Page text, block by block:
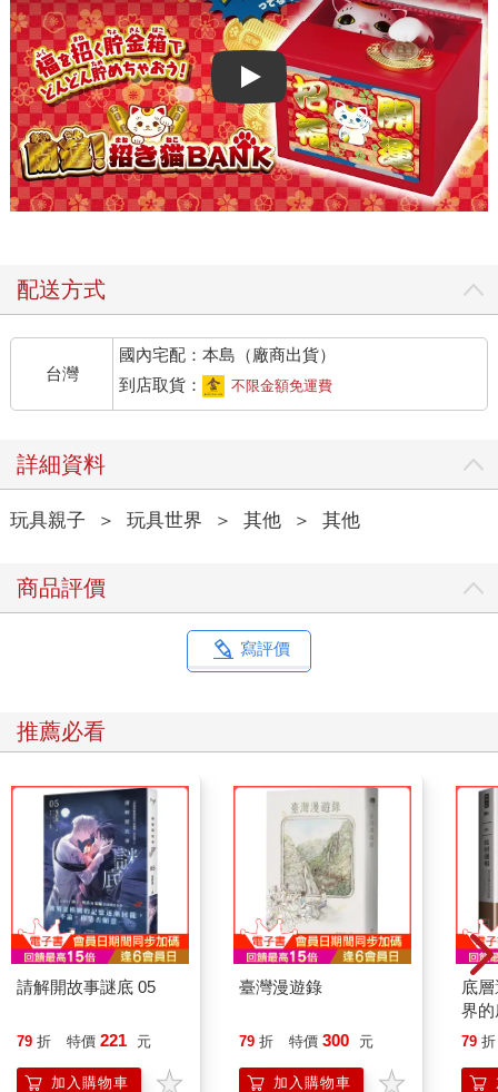
Play video
配送方式
台灣
國內宅配：本島（廠商出貨）
到店取貨：
不限金額免運費
詳細資料
玩具親子 ＞ 玩具世界 ＞ 其他 ＞ 其他
商品評價
寫評價
推薦必看
請解開故事謎底 05
79 折 特價 221 元
加入購物車
臺灣漫遊錄
79 折 特價 300 元
加入購物車
底
界
79 折